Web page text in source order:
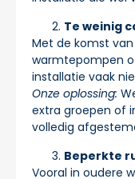
Te weinig
Met de komst
warmtepompen
installatie vaak
Onze oplossing:
extra groepen of
volledig
Beperkte
Vooral in oudere